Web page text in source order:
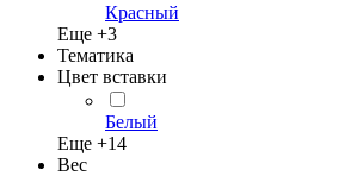
Красный
Еще +3
Тематика
Цвет вставки
Белый
Еще +14
Вес